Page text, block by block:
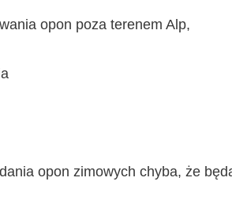
opon poza terenem Alp,
opon zimowych chyba, że